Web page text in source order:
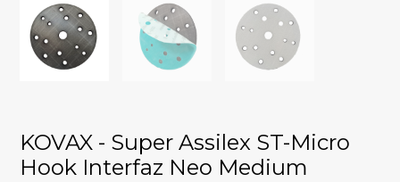
KOVAX - Super Assilex ST-Micro
Hook Interfaz Neo Medium